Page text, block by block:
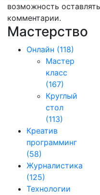
возможность оставлять
комментарии.
Мастерство
Онлайн (118)
Мастер
класс
(167)
Круглый
стол
(113)
Креатив
программинг
(58)
Журналистика
(125)
Технологии